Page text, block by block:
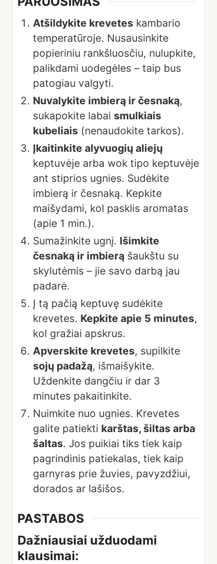
Atšildykite krevetes kambario
temperatūroje. Nusausinkite
popieriniu rankšluosčiu, nulupkite,
palikdami uodegėles – taip bus
patogiau valgyti.
Nuvalykite imbierą ir česnaką,
sukapokite labai smulkiais
kubeliais (nenaudokite tarkos).
Įkaitinkite alyvuogių aliejų
keptuvėje arba wok tipo keptuvėje
ant stiprios ugnies. Sudėkite
imbierą ir česnaką. Kepkite
maišydami, kol pasklis aromatas
(apie 1 min.).
Sumažinkite ugnį. Išimkite
česnaką ir imbierą šaukštu su
skylutėmis – jie savo darbą jau
padarė.
Į tą pačią keptuvę sudėkite
krevetes. Kepkite apie 5 minutes,
kol gražiai apskrus.
Apverskite krevetes, supilkite
sojų padažą, išmaišykite.
Uždenkite dangčiu ir dar 3
minutes pakaitinkite.
Nuimkite nuo ugnies. Krevetes
galite patiekti karštas, šiltas arba
šaltas. Jos puikiai tiks tiek kaip
pagrindinis patiekalas, tiek kaip
garnyras prie žuvies, pavyzdžiui,
dorados ar lašišos.
PASTABOS
Dažniausiai užduodami
klausimai: